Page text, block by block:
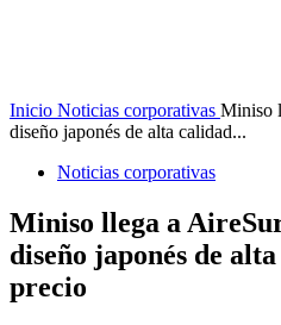
Inicio Noticias corporativas Miniso
diseño japonés de alta calidad...
Noticias corporativas
Miniso llega a
diseño japonés de
precio